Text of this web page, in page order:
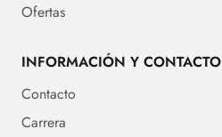
Ofertas
INFORMACIÓN Y CONTACTO
Contacto
Carrera